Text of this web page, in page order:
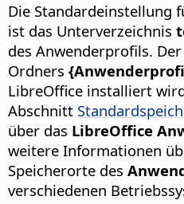
Die Standardeinstellung
ist das Unterverzeichnis
des Anwenderprofils.
Ordners
LibreOffice installiert
Abschnitt
über das LibreOffice
weitere Informationen
Speicherorte des
verschiedenen